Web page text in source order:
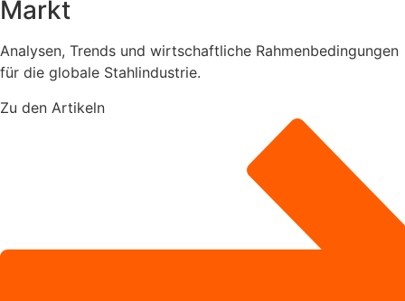
Markt
Analysen, Trends und wirtschaftliche Rahmenbedingungen
für die globale Stahlindustrie.
Zu den Artikeln